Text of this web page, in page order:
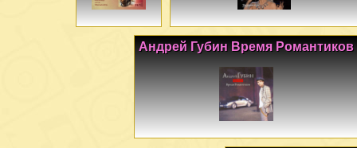
Андрей Губин Время Романтиков